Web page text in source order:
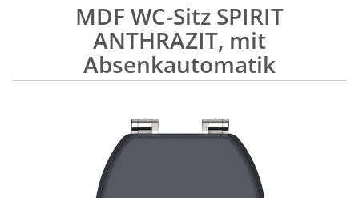
MDF WC-Sitz SPIRIT
ANTHRAZIT, mit
Absenkautomatik